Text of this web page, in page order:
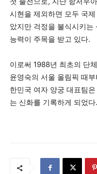
시현을 제외하면 모두 국
았지만 걱정을 불식시키는
능력이 주목을 받고 있다.
이로써 1988년 최초의 단
윤영숙의 서울 올림픽 때
한민국 여자 양궁 대표팀
는 신화를 기록하게 되었다.